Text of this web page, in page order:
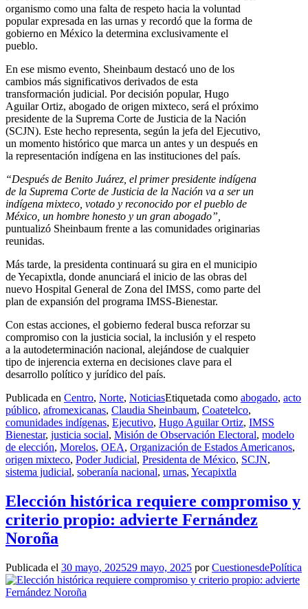
organismo como una falta de respeto hacia la voluntad
popular expresada en las urnas y recordó que la forma de
gobierno en México la determina exclusivamente el
pueblo.
En ese mismo evento, Sheinbaum destacó uno de los
cambios más significativos derivados de esta
transformación judicial. Por decisión popular, Hugo
Aguilar Ortiz, abogado de origen mixteco, será el próximo
presidente de la Suprema Corte de Justicia de la Nación
(SCJN). Este hecho representa, según la jefa del Ejecutivo,
un momento histórico que marca un antes y un después en
la representación indígena en las instituciones del país.
“Después de Benito Juárez, el primer presidente indígena
de la Suprema Corte de Justicia de la Nación va a ser un
indígena mixteco, votado y reconocido por el pueblo de
México, un hombre honesto y un gran abogado”,
puntualizó Sheinbaum frente a las comunidades originarias
reunidas.
Más tarde, la presidenta continuará su gira en el municipio
de Yecapixtla, donde anunciará el inicio de las obras del
nuevo Hospital General de Zona del IMSS, como parte del
plan de expansión del programa IMSS-Bienestar.
Con estas acciones, el gobierno federal busca reforzar su
compromiso con la justicia social, la inclusión y el respeto
a la autodeterminación nacional, alejándose de cualquier
tipo de injerencia externa en decisiones clave para el
desarrollo político y jurídico del país.
Publicada en Centro, Norte, NoticiasEtiquetada como abogado, acto
público, afromexicanas, Claudia Sheinbaum, Coatetelco,
comunidades indígenas, Ejecutivo, Hugo Aguilar Ortiz, IMSS
Bienestar, justicia social, Misión de Observación Electoral, modelo
de elección, Morelos, OEA, Organización de Estados Americanos,
origen mixteco, Poder Judicial, Presidenta de México, SCJN,
sistema judicial, soberanía nacional, urnas, Yecapixtla
Elección histórica requiere compromiso y
criterio propio: advierte Fernández
Noroña
Publicada el 30 mayo, 202529 mayo, 2025 porCuestionesdePolítica